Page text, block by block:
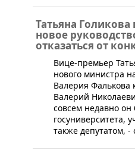
Татьяна Голикова
новое
отказаться от
Вице-премьер
нового министра
Валерия Фалькова
Валерий
совсем недавно
госуниверситета,
также депутатом, -